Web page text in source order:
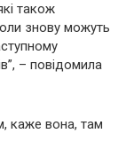
також
знову можуть
– повідомила
каже вона, там